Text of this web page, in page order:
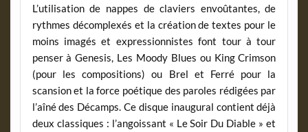
L’utilisation de nappes de claviers envoûtantes, de
rythmes décomplexés et la création de textes pour le
moins imagés et expressionnistes font tour à tour
penser à Genesis, Les Moody Blues ou King Crimson
(pour les compositions) ou Brel et Ferré pour la
scansion et la force poétique des paroles rédigées par
l’aîné des Décamps. Ce disque inaugural contient déjà
deux classiques : l’angoissant « Le Soir Du Diable » et